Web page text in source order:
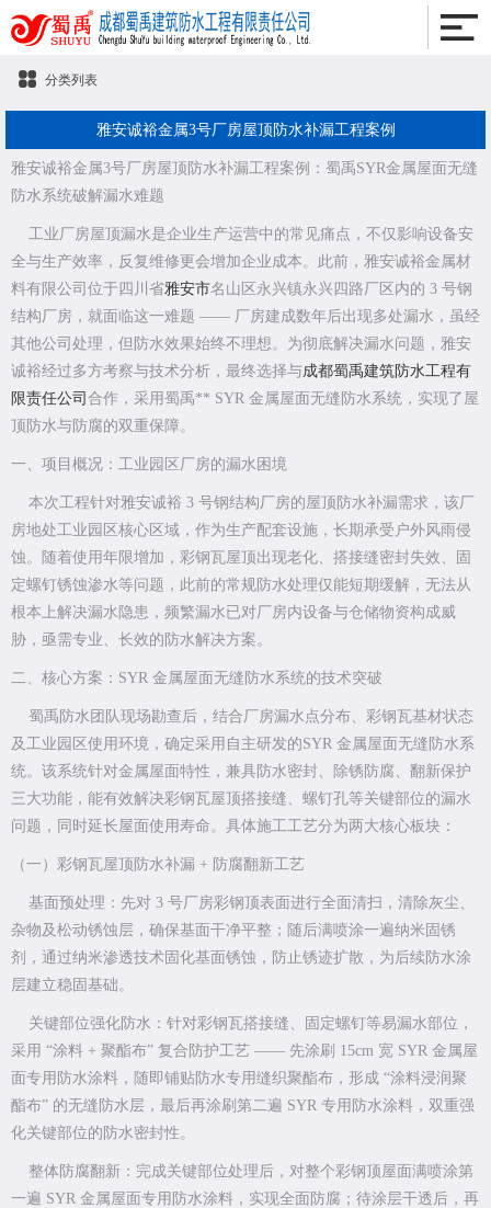
分类列表
雅安诚裕金属3号厂房屋顶防水补漏工程案例
雅安诚裕金属3号厂房屋顶防水补漏工程案例：蜀禹SYR金属屋面无缝
防水系统破解漏水难题
工业厂房屋顶漏水是企业生产运营中的常见痛点，不仅影响设备安
全与生产效率，反复维修更会增加企业成本。此前，雅安诚裕金属材
料有限公司位于四川省雅安市名山区永兴镇永兴四路厂区内的 3 号钢
结构厂房，就面临这一难题 —— 厂房建成数年后出现多处漏水，虽经
其他公司处理，但防水效果始终不理想。为彻底解决漏水问题，雅安
诚裕经过多方考察与技术分析，最终选择与成都蜀禹建筑防水工程有
限责任公司 合作，采用蜀禹** SYR 金属屋面无缝防水系统，实现了屋
顶防水与防腐的双重保障。
一、项目概况：工业园区厂房的漏水困境
本次工程针对雅安诚裕 3 号钢结构厂房的屋顶防水补漏需求，该厂
房地处工业园区核心区域，作为生产配套设施，长期承受户外风雨侵
蚀。随着使用年限增加，彩钢瓦屋顶出现老化、搭接缝密封失效、固
定螺钉锈蚀渗水等问题，此前的常规防水处理仅能短期缓解，无法从
根本上解决漏水隐患，频繁漏水已对厂房内设备与仓储物资构成威
胁，亟需专业、长效的防水解决方案。
二、核心方案：SYR 金属屋面无缝防水系统的技术突破
蜀禹防水团队现场勘查后，结合厂房漏水点分布、彩钢瓦基材状态
及工业园区使用环境，确定采用自主研发的SYR 金属屋面无缝防水系
统。该系统针对金属屋面特性，兼具防水密封、除锈防腐、翻新保护
三大功能，能有效解决彩钢瓦屋顶搭接缝、螺钉孔等关键部位的漏水
问题，同时延长屋面使用寿命。具体施工工艺分为两大核心板块：
（一）彩钢瓦屋顶防水补漏 + 防腐翻新工艺
基面预处理：先对 3 号厂房彩钢顶表面进行全面清扫，清除灰尘、
杂物及松动锈蚀层，确保基面干净平整；随后满喷涂一遍纳米固锈
剂，通过纳米渗透技术固化基面锈蚀，防止锈迹扩散，为后续防水涂
层建立稳固基础。
关键部位强化防水：针对彩钢瓦搭接缝、固定螺钉等易漏水部位，
采用 “涂料 + 聚酯布” 复合防护工艺 —— 先涂刷 15cm 宽 SYR 金属屋
面专用防水涂料，随即铺贴防水专用缝织聚酯布，形成 “涂料浸润聚
酯布” 的无缝防水层，最后再涂刷第二遍 SYR 专用防水涂料，双重强
化关键部位的防水密封性。
整体防腐翻新：完成关键部位处理后，对整个彩钢顶屋面满喷涂第
一遍 SYR 金属屋面专用防水涂料，实现全面防腐；待涂层干透后，再